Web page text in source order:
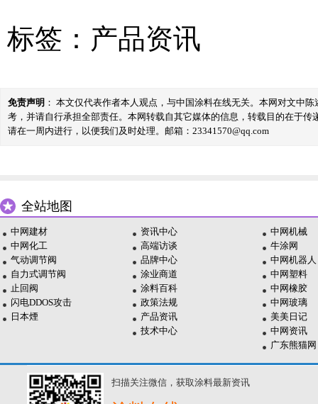
标签： 产品资讯
免责声明 ： 本文仅代表作者本人观点，与中国涂料在线无关。本网对文中
考，并请自行承担全部责任。本网转载自其它媒体的信息，转载目的在于
请在一周内进行，以便我们及时处理。邮箱：23341570@qq.com
全站地图
中网建材
中网化工
气动调节阀
自力式调节阀
止回阀
闪电DDOS攻击
日本煙
资讯中心
高端访谈
品牌中心
涂业商道
涂料百科
政策法规
产品资讯
技术中心
中网机械
牛涂网
中网机器人
中网塑料
中网橡胶
中网玻璃
美美日记
中网资讯
广东熊猫网
扫描关注微信，获取涂料最新资讯